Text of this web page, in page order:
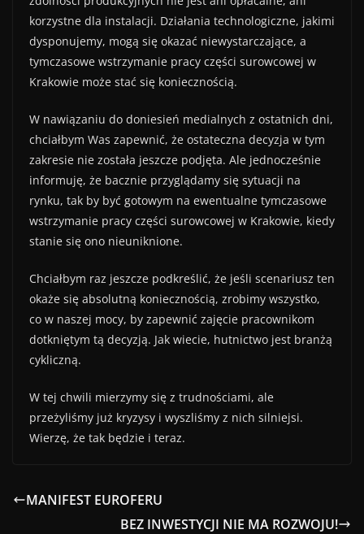
korzystne dla instalacji. Działania technologiczne, jakimi
dysponujemy, mogą się okazać niewystarczające, a
tymczasowe wstrzymanie pracy części surowcowej w
Krakowie może stać się koniecznością.
W nawiązaniu do doniesień medialnych z ostatnich dni,
chciałbym Was zapewnić, że ostateczna decyzja w tym
zakresie nie została jeszcze podjęta. Ale jednocześnie
informuję, że bacznie przyglądamy się sytuacji na
rynku, tak by być gotowym na ewentualne tymczasowe
wstrzymanie pracy części surowcowej w Krakowie, kiedy
stanie się ono nieuniknione.
Chciałbym raz jeszcze podkreślić, że jeśli scenariusz ten
okaże się absolutną koniecznością, zrobimy wszystko,
co w naszej mocy, by zapewnić zajęcie pracownikom
dotkniętym tą decyzją. Jak wiecie, hutnictwo jest branżą
cykliczną.
W tej chwili mierzymy się z trudnościami, ale
przeżyliśmy już kryzysy i wyszliśmy z nich silniejsi.
Wierzę, że tak będzie i teraz.
MANIFEST EUROFERU
BEZ INWESTYCJI NIE MA ROZWOJU!